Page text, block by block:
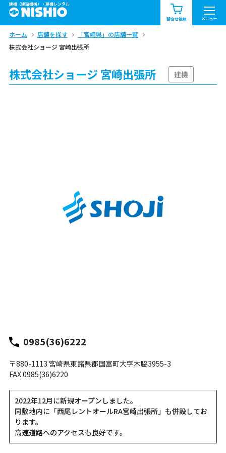
建機（建設機械）・重機レンタル
問合せ依頼 メニュー
商品一覧 お知らせ一覧
問合せ依頼リスト
北海道 東北 関東
ホーム 店舗を探す
「宮崎県」の店舗一覧
株式会社ショージ 宮崎出張所
株式会社ショージ 宮崎出張所 建機
0985(36)6222
〒880-1113 宮崎県東諸県郡国富町大字木脇3955-3
FAX 0985(36)6220
2022年12月に新規オープンしました。
同敷地内に「西尾レントオールRA宮崎出張所」も併設してお
ります。
高速道路へのアクセスも良好です。